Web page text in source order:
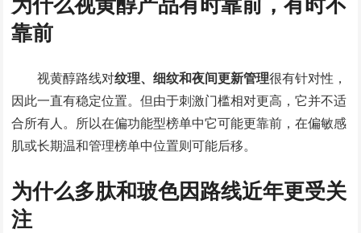
靠前
视黄醇路线对纹理、细纹和夜间更新管理很有针对性，
因此一直有稳定位置。但由于刺激门槛相对更高，它并不适
合所有人。所以在偏功能型榜单中它可能更靠前，在偏敏感
肌或长期温和管理榜单中位置则可能后移。
为什么多肽和玻色因路线近年更受关
注